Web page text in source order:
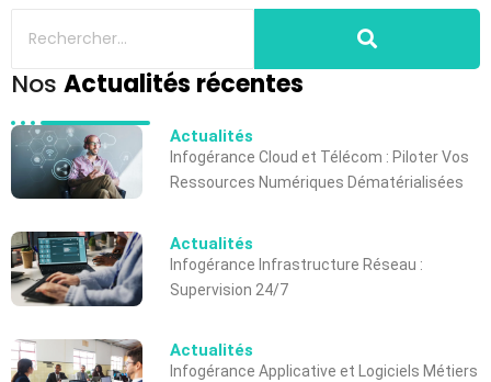
Nos Actualités récentes
Actualités
Infogérance Cloud et Télécom : Piloter Vos
Ressources Numériques Dématérialisées
Actualités
Infogérance Infrastructure Réseau :
Supervision 24/7
Actualités
Infogérance Applicative et Logiciels Métiers